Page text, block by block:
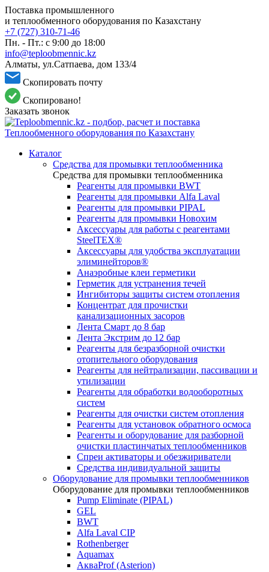
Поставка промышленного
и теплообменного оборудования по Казахстану
+7 (727) 310-71-46
Пн. - Пт.: с 9:00 до 18:00
info@teploobmennic.kz
Алматы, ул.Сатпаева, дом 133/4
Скопировать почту
Скопировано!
Заказать звонок
Каталог
Средства для промывки теплообменника
Средства для промывки теплообменника
Реагенты для промывки BWT
Реагенты для промывки Alfa Laval
Реагенты для промывки PIPAL
Реагенты для промывки Новохим
Аксессуары для работы с реагентами
SteelTEX®
Аксессуары для удобства эксплуатации
элиминейторов®
Анаэробные клеи герметики
Герметик для устранения течей
Ингибиторы защиты систем отопления
Концентрат для прочистки
канализационных засоров
Лента Смарт до 8 бар
Лента Экстрим до 12 бар
Реагенты для безразборной очистки
отопительного оборудования
Реагенты для нейтрализации, пассивации и
утилизации
Реагенты для обработки водооборотных
систем
Реагенты для очистки систем отопления
Реагенты для установок обратного осмоса
Реагенты и оборудование для разборной
очистки пластинчатых теплообменников
Спреи активаторы и обезжириватели
Средства индивидуальной защиты
Оборудование для промывки теплообменников
Оборудование для промывки теплообменников
Pump Eliminate (PIPAL)
GEL
BWT
Alfa Laval CIP
Rothenberger
Aquamax
АкваProf (Asterion)